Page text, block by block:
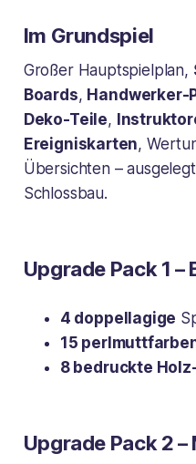
Im Grundspiel
Großer Hauptspielplan,
Boards, Handwerker-
Deko-Teile,
Ereigniskarten,
Übersichten –
Schlossbau.
Upgrade Pack 1 –
4 doppellagige
15
8 bedruckte
Upgrade Pack 2